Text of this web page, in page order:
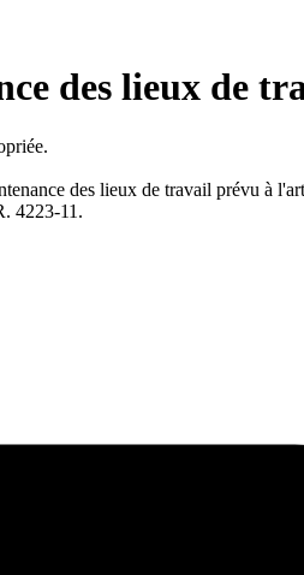
des lieux de
des lieux de travail prévu à
4223-11.